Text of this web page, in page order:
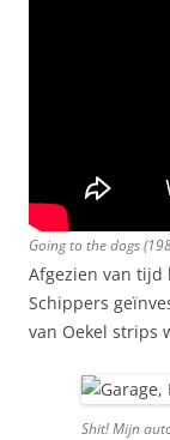
Going to the dogs
Afgezien van tijd
Schippers
van Oekel strips
Shit! Mijn